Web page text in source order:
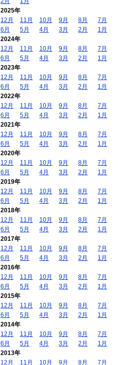
2025年
12月
11月 10月 9月 8月
7月
6月
5月 4月 3月 2月
1月
2024年
12月
11月 10月 9月 8月
7月
6月
5月 4月 3月 2月
1月
2023年
12月
11月 10月 9月 8月
7月
6月
5月 4月 3月 2月
1月
2022年
12月
11月 10月 9月 8月
7月
6月
5月 4月 3月 2月
1月
2021年
12月
11月 10月 9月 8月
7月
6月
5月 4月 3月 2月
1月
2020年
12月
11月 10月 9月 8月
7月
6月
5月 4月 3月 2月
1月
2019年
12月
11月 10月 9月 8月
7月
6月
5月 4月 3月 2月
1月
2018年
12月
11月 10月 9月 8月
7月
6月
5月 4月 3月 2月
1月
2017年
12月
11月 10月 9月 8月
7月
6月
5月 4月 3月 2月
1月
2016年
12月
11月 10月 9月 8月
7月
6月
5月 4月 3月 2月
1月
2015年
12月
11月 10月 9月 8月
7月
6月
5月 4月 3月 2月
1月
2014年
12月
11月 10月 9月 8月
7月
6月
5月 4月 3月 2月
1月
2013年
12月
11月 10月 9月 8月 7月